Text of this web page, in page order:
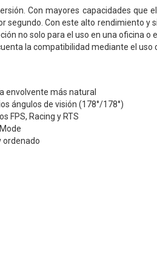
Con mayores capacidades que
Con este alto rendimiento y
no solo para el uso en una oficina o
la compatibilidad mediante el uso
envolvente más natural
ángulos de visión (178°/178°)
FPS, Racing y RTS
ordenado